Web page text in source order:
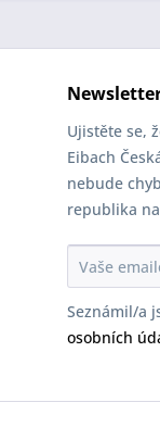
Ujistěte se,
Eibach
nebude
republika
Seznámil/a
osobních